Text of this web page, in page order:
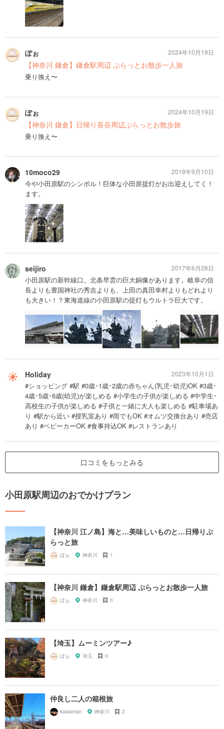
ぽぉ
【神奈川 鎌倉】鎌倉駅周辺 ぷらっとお散歩一人旅
乗り換え〜
2024年10月19日
ぽぉ
【神奈川 鎌倉】日帰り長谷周辺ぷらっとお散歩旅
乗り換え〜
2024年10月19日
10moco29
今や小田原駅のシンボル！巨体な小田原提灯がお出迎えしてく！
ます。
2018年9月10日
seijiro
小田原駅の新幹線口。北条早雲の巨大銅像があります。岐阜の信
長よりも豊国神社の秀吉よりも、上田の真田幸村よりもどれより
も大きい！？東海道線の小田原駅の提灯もウルトラ巨大です。
2017年6月28日
Holiday
#ショッピング #駅 #0歳･1歳･2歳の赤ちゃん(乳児･幼児)OK #3歳･
4歳･5歳･6歳(幼児)が楽しめる #小学生の子供が楽しめる #中学生･
高校生の子供が楽しめる #子供と一緒に大人も楽しめる #駐車場あ
り #駅から近い #授乳室あり #雨でもOK #オムツ交換台あり #売店
あり #ベビーカーOK #食事持込OK #レストランあり
2023年10月1日
口コミをもっとみる
小田原駅周辺のおでかけプラン
【神奈川 江ノ島】海と…美味しいものと…日帰りぷ
らっと旅
ぽぉ 神奈川 1
【神奈川 鎌倉】鎌倉駅周辺 ぷらっとお散歩一人旅
ぽぉ 神奈川 0
【埼玉】ムーミンツアー♪
ぽぉ 埼玉 0
仲良し二人の箱根旅
kawaman 神奈川 2